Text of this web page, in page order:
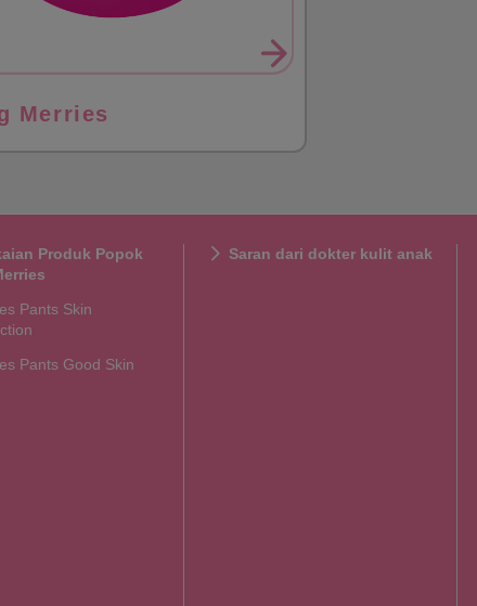
Merries
Produk Popok
Pants Skin
Pants Good Skin
Saran dari dokter kulit anak